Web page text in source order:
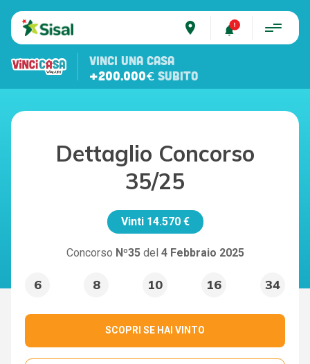
place
VINCI UNA CASA
+200.000€ SUBITO
Dettaglio Concorso
35/25
Vinti 14.570 €
Concorso Nº35 del 4 Febbraio 2025
6 8 10 16 34
SCOPRI SE HAI VINTO